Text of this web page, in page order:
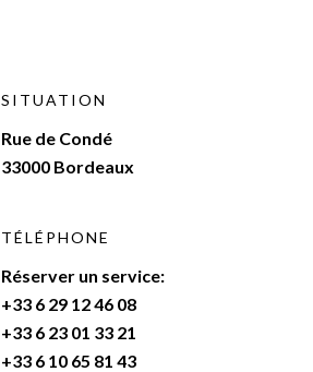
SITUATION
Rue de Condé
33000 Bordeaux
TÉLÉPHONE
Réserver un service:
+33 6 29 12 46 08
+33 6 23 01 33 21
+33 6 10 65 81 43